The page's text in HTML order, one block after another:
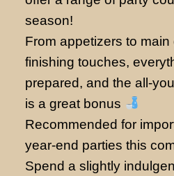
season!
From appetizers to main
finishing touches,
prepared, and the all-
is a great bonus
Recommended for
year-end parties this
Spend a slightly